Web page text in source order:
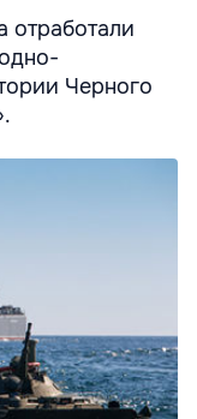
отработали
Черного